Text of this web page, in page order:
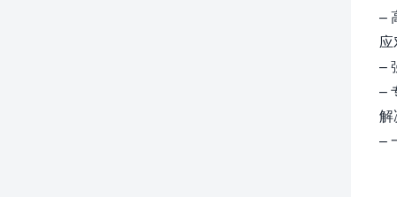
–
应
–
–
解
–